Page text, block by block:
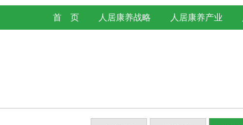
首 页 人居康养战略 人居康养产业